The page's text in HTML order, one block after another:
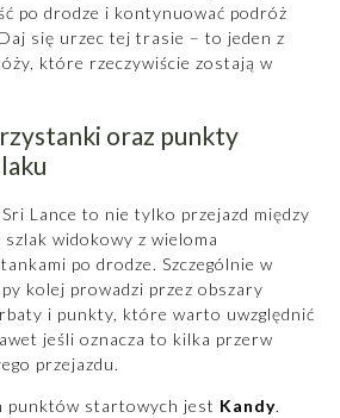
po drodze i kontynuować podróż
się urzec tej trasie – to jeden z
które rzeczywiście zostają w
oraz punkty
Lance to nie tylko przejazd między
widokowy z wieloma
po drodze. Szczególnie w
kolej prowadzi przez obszary
i punkty, które warto uwzględnić
jeśli oznacza to kilka przerw
przejazdu.
punktów startowych jest Kandy.